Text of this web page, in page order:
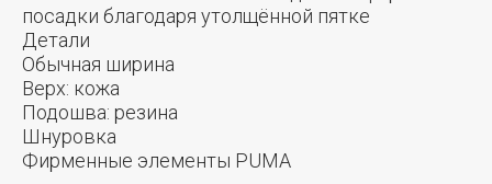
посадки благодаря утолщённой пятке
Детали
Обычная ширина
Верх: кожа
Подошва: резина
Шнуровка
Фирменные элементы PUMA